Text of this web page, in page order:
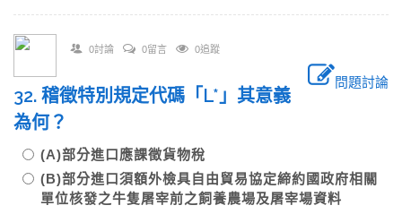
0討論 0留言 0追蹤
問題討論
32. 稽徵特別規定代碼「L*」其意義
為何？
(A)部分進口應課徵貨物稅
(B)部分進口須額外檢具自由貿易協定締約國政府相關
單位核發之牛隻屠宰前之飼養農場及屠宰場資料